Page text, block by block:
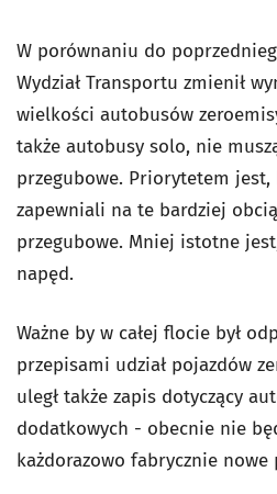
W porównaniu do
Wydział Transportu zmienił
wielkości autobusów
także autobusy solo, nie
przegubowe. Priorytetem jest,
zapewniali na te bardziej
przegubowe. Mniej istotne
napęd.
Ważne by w całej flocie był
przepisami udział pojazdów
uległ także zapis dotyczący
dodatkowych - obecnie nie
każdorazowo fabrycznie nowe